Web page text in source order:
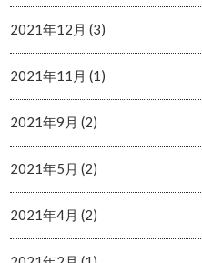
2021年12月 (3)
2021年11月 (1)
2021年9月 (2)
2021年5月 (2)
2021年4月 (2)